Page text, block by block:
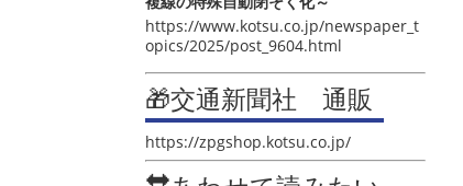
https://www.kotsu.co.jp/newspaper_t
opics/2025/post_9604.html
🎁交通新聞社 通販
https://zpgshop.kotsu.co.jp/